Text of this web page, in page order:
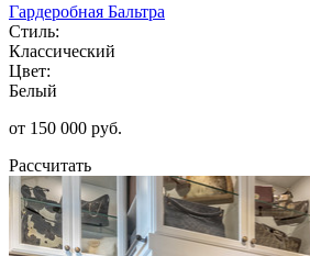
Гардеробная Бальтра
Стиль:
Классический
Цвет:
Белый
от 150 000 руб.
Рассчитать